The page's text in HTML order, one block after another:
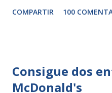
COMPARTIR 100
Consigue dos
McDonald's